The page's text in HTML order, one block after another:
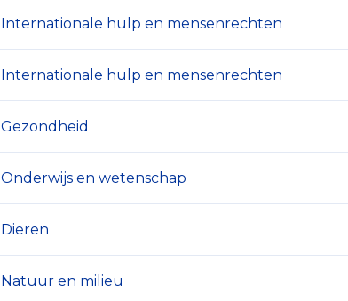
Internationale hulp en mensenrechten
Internationale hulp en mensenrechten
Gezondheid
Onderwijs en wetenschap
Dieren
Natuur en milieu